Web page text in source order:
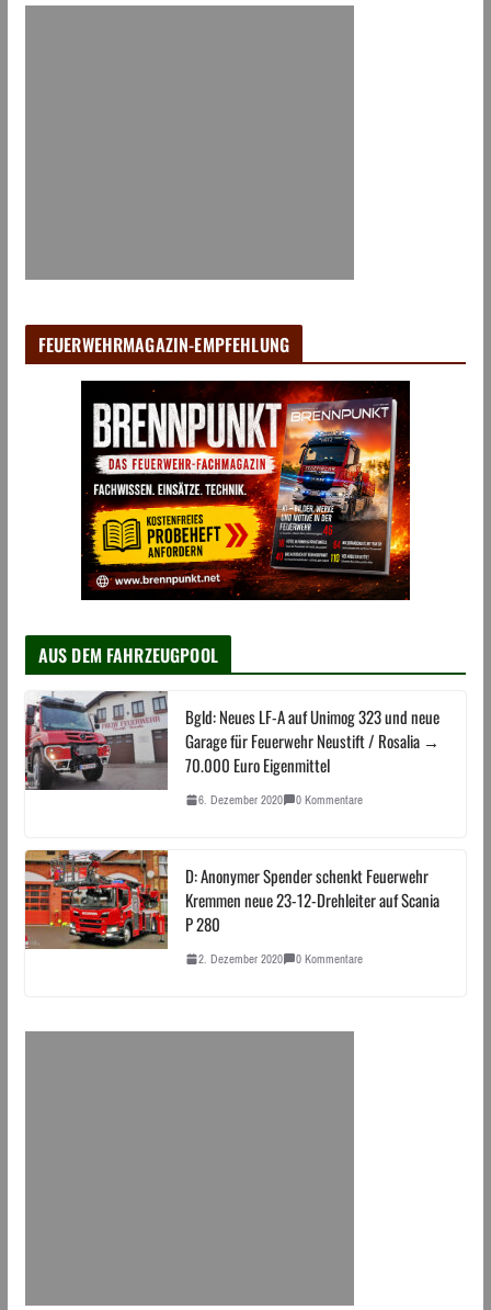
FEUERWEHRMAGAZIN-EMPFEHLUNG
AUS DEM FAHRZEUGPOOL
Bgld: Neues LF-A auf Unimog 323 und neue
Garage für Feuerwehr Neustift / Rosalia →
70.000 Euro Eigenmittel
6. Dezember 2020 0 Kommentare
D: Anonymer Spender schenkt Feuerwehr
Kremmen neue 23-12-Drehleiter auf Scania
P 280
2. Dezember 2020 0 Kommentare